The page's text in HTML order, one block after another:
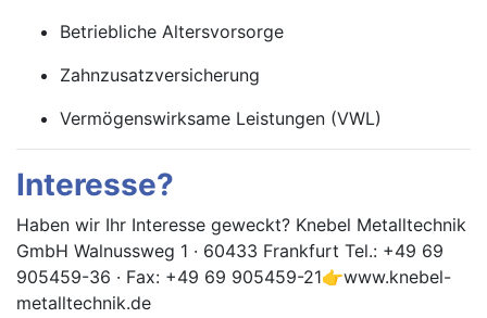
Betriebliche Altersvorsorge
Zahnzusatzversicherung
Vermögenswirksame Leistungen (VWL)
Interesse?
Haben wir Ihr Interesse geweckt? Knebel Metalltechnik
GmbH Walnussweg 1 · 60433 Frankfurt Tel.: +49 69
905459-36 · Fax: +49 69 905459-21👉www.knebel-
metalltechnik.de